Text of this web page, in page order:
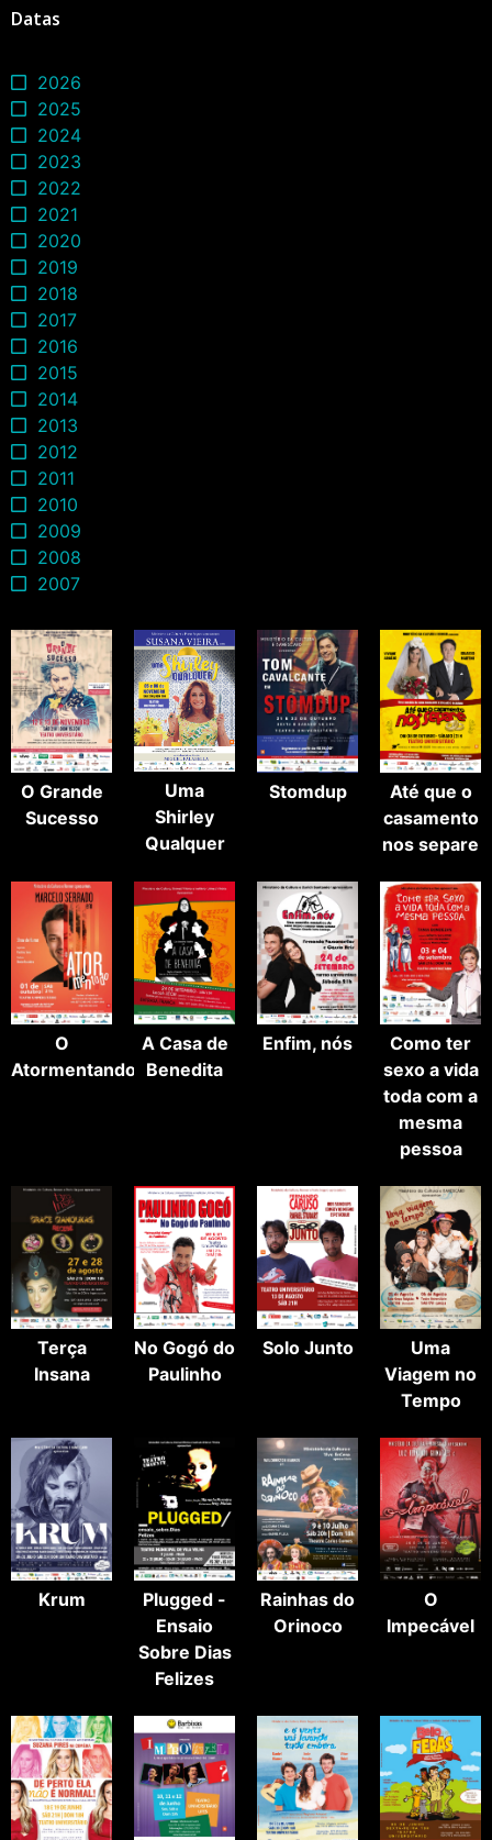
Datas
2026
2025
2024
2023
2022
2021
2020
2019
2018
2017
2016
2015
2014
2013
2012
2011
2010
2009
2008
2007
O Grande
Sucesso
Uma
Shirley
Qualquer
Stomdup
Até que o
casamento
nos separe
O
Atormentando
A Casa de
Benedita
Enfim, nós
Como ter
sexo a vida
toda com a
mesma
pessoa
Terça
Insana
No Gogó do
Paulinho
Solo Junto
Uma
Viagem no
Tempo
Krum
Plugged -
Ensaio
Sobre Dias
Felizes
Rainhas do
Orinoco
O
Impecável